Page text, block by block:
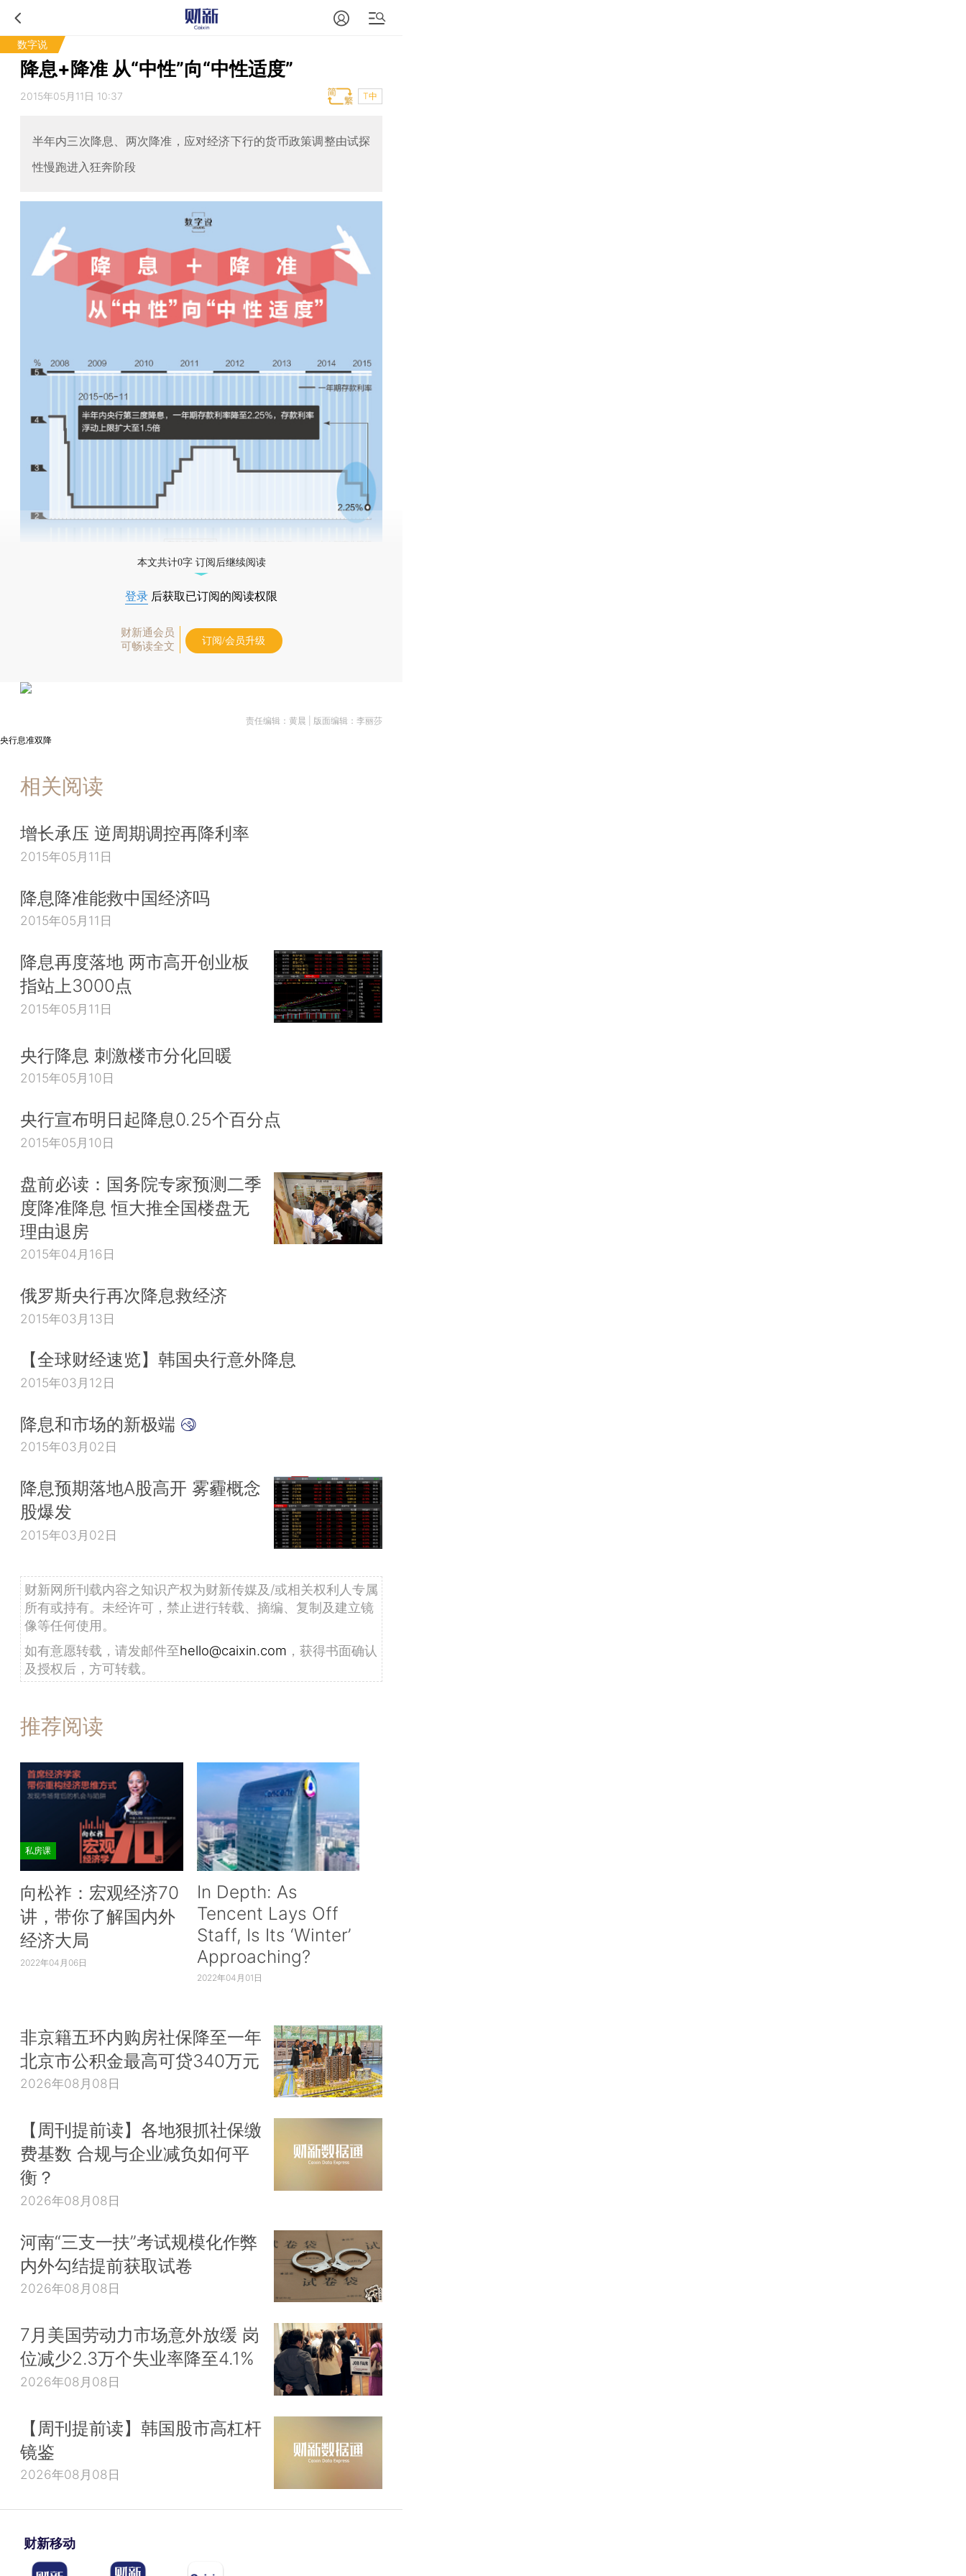
数字说
降息+降准 从“中性”向“中性适度”
2015年05月11日 10:37 T中
半年内三次降息、两次降准，应对经济下行的货币政策调整由试探
性慢跑进入狂奔阶段
本文共计0字 订阅后继续阅读
登录 后获取已订阅的阅读权限
财新通会员
可畅读全文
订阅/会员升级
责任编辑：黄晨 | 版面编辑：李丽莎
央行息准双降
相关阅读
增长承压 逆周期调控再降利率
2015年05月11日
降息降准能救中国经济吗
2015年05月11日
降息再度落地 两市高开创业板
指站上3000点
2015年05月11日
央行降息 刺激楼市分化回暖
2015年05月10日
央行宣布明日起降息0.25个百分点
2015年05月10日
盘前必读：国务院专家预测二季
度降准降息 恒大推全国楼盘无
理由退房
2015年04月16日
俄罗斯央行再次降息救经济
2015年03月13日
【全球财经速览】韩国央行意外降息
2015年03月12日
降息和市场的新极端
2015年03月02日
降息预期落地A股高开 雾霾概念
股爆发
2015年03月02日
财新网所刊载内容之知识产权为财新传媒及/或相关权利人专属
所有或持有。未经许可，禁止进行转载、摘编、复制及建立镜
像等任何使用。
如有意愿转载，请发邮件至hello@caixin.com ，获得书面确认
及授权后，方可转载。
推荐阅读
私房课
向松祚：宏观经济70
讲，带你了解国内外
经济大局
2022年04月06日
In Depth: As
Tencent Lays Off
Staff, Is Its ‘Winter’
Approaching?
2022年04月01日
非京籍五环内购房社保降至一年
北京市公积金最高可贷340万元
2026年08月08日
【周刊提前读】各地狠抓社保缴
费基数 合规与企业减负如何平
衡？
2026年08月08日
河南“三支一扶”考试规模化作弊
内外勾结提前获取试卷
2026年08月08日
7月美国劳动力市场意外放缓 岗
位减少2.3万个失业率降至4.1%
2026年08月08日
【周刊提前读】韩国股市高杠杆
镜鉴
2026年08月08日
财新移动